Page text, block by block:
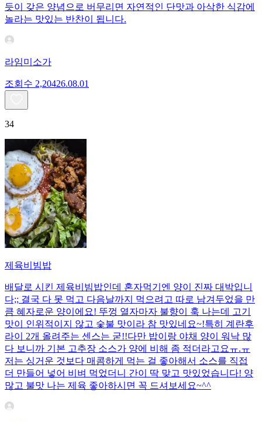
듯이 갖은 양념으로 버무리면 자연적인 단맛과 아삭한 식감에
놀라는 맛있는 반찬이 됩니다.
라임미소가
조회수 2,20426.08.01
34
제육비빔밥
배달로 시킨 제육비빔밥인데 혼자먹기엔 양이 진짜 대박입니
다;; 결국 다 못 먹고 다음날까지 먹으려고 따로 남겨두었을 만
큼 혜자로운 양이에요! 뚜껑 열자마자 불향이 훅 나는데 고기
맛이 인위적이지 않고 숯불 맛이라 참 맛있네요~!특히 계란후
라이 2개 올려주는 센스는 굳!! ​다만 밥이랑 야채 양이 워낙 많
다 보니까 기본 고추장 소스가 양에 비해 좀 적더라고요ㅠ.ㅠ
저는 싱거운 것보다 매콤하게 먹는 걸 좋아해서 소스를 직접
더 만들어 넣어 비벼 먹었더니 간이 딱 맞고 맛있었습니다! 양
많고 불맛 나는 제육 좋아하시면 꼭 드셔보세요~^^